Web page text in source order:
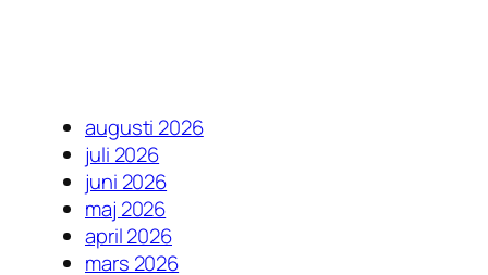
augusti 2026
juli 2026
juni 2026
maj 2026
april 2026
mars 2026